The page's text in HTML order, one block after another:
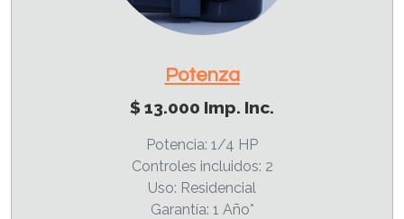
Potenza
$ 13.000 Imp. Inc.
Potencia: 1/4 HP
Controles incluidos: 2
Uso: Residencial
Garantía: 1 Año*